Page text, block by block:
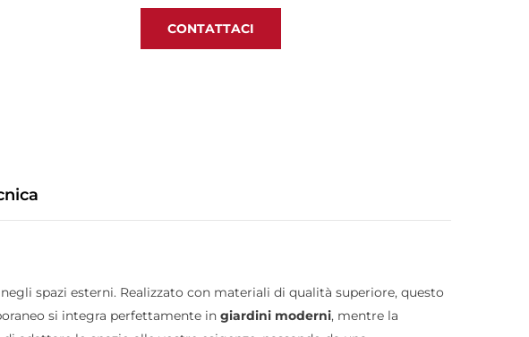
CONTATTACI
spazi esterni. Realizzato con materiali di qualità superiore, questo
si integra perfettamente in giardini moderni, mentre la